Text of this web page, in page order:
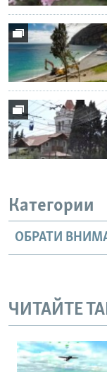
Категории
ОБРАТИ
ЧИТАЙТЕ